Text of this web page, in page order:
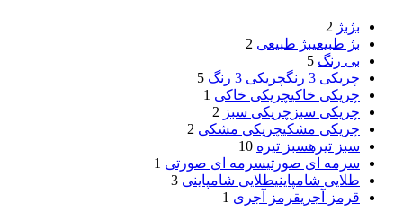
بژ بژ 2
بژ طبیعیبژ طبیعی 2
بی رنگ 5
چریکی 3 رنگ
چریکی 3 رنگ
5
چریکی خاکیچریکی خاکی 1
چریکی سبز چریکی سبز 2
چریکی مشکیچریکی مشکی 2
سبز تیرهسبز تیره 10
سرمه ای صورتیسرمه ای صورتی 1
طلایی شامپاینیطلایی شامپاینی 3
قرمز آجریقرمز آجری 1